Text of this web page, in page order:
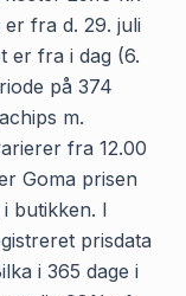
fra d. 29. juli
er fra i dag (6.
på 374
m.
fra 12.00
Goma prisen
butikken. I
prisdata
i 365 dage i